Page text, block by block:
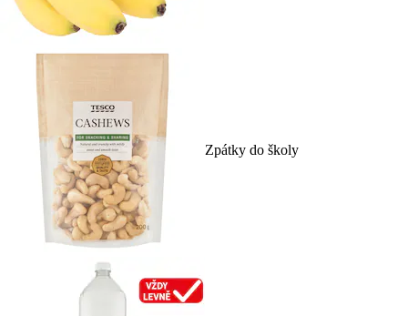
Zpátky do školy